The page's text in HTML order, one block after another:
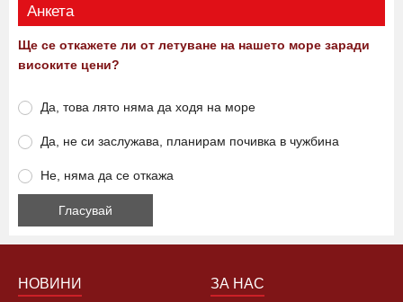
Анкета
Ще се откажете ли от летуване на нашето море заради
високите цени?
Да, това лято няма да ходя на море
Да, не си заслужава, планирам почивка в чужбина
Не, няма да се откажа
НОВИНИ ЗА НАС